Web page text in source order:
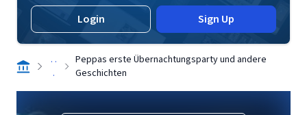
Login Sign Up
. .
.
Peppas erste Übernachtungsparty und andere
Geschichten